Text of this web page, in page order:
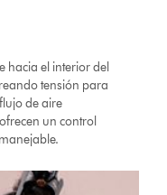
hacia el interior del
tensión para
de aire
un control